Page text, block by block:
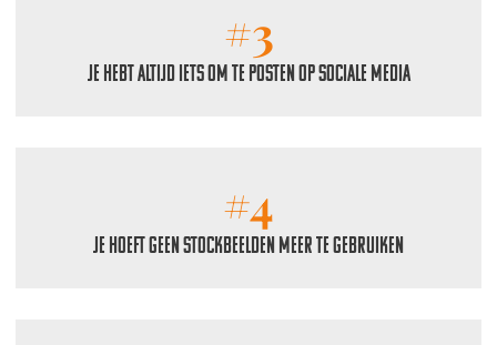
#3
Je hebt altijd iets om te posten op sociale media
#4
Je hoeft geen stockbeelden meer te gebruiken